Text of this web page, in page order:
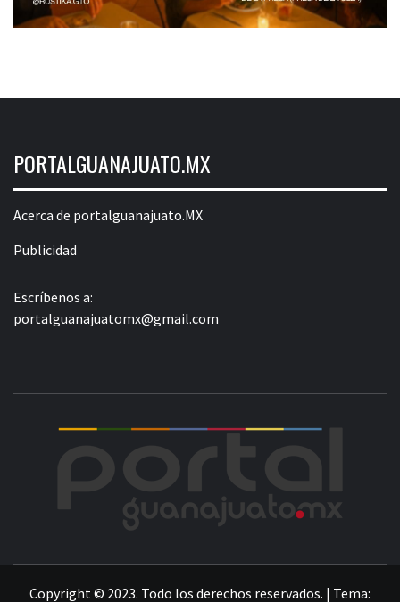
PORTALGUANAJUATO.MX
Acerca de portalguanajuato.MX
Publicidad
Escríbenos a:
portalguanajuatomx@gmail.com
Copyright © 2023. Todo los derechos reservados. | Tema: